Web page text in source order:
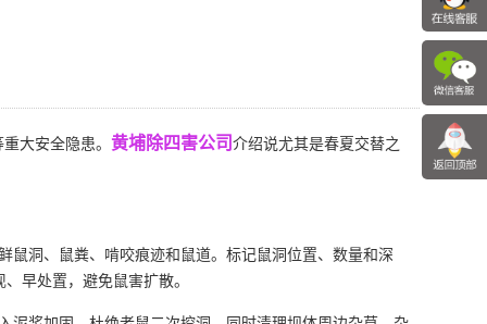
大安全隐患。 黄埔除四害公司介绍说尤其是春夏交替之
洞、鼠粪、啃咬痕迹和鼠道。标记鼠洞位置、数量和深
早处置，避免鼠害扩散。